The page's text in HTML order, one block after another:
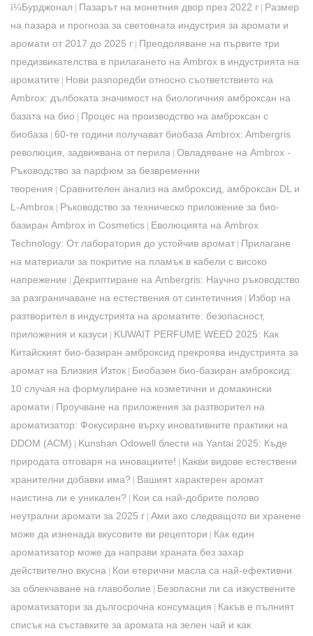
ï¼Бурджонал Пазарът на монетния двор през 2022 г
Размер
на пазара и прогноза за световната индустрия за аромати и
аромати от 2017 до 2025 г
Преодоляване на първите три
предизвикателства в прилагането на Ambrox в индустрията на
ароматите
Нови разпоредби относно съответствието на
Ambrox: дълбоката значимост на биологичния амброксан на
базата на био
Процес на производство на амброксан с
биобаза 60-те години получават биобаза Ambrox: Ambergris
революция, задвижвана от перила Овладяване на Ambrox -
Ръководство за парфюм за безвременни
творения
Сравнителен анализ на амброксид, амброксан DL и
L-Ambrox
Ръководство за техническо приложение за био-
базиран Ambrox in Cosmetics
Еволюцията на Ambrox
Technology: От лаборатория до устойчив аромат
Прилагане
на материали за покритие на пламък в кабели с високо
напрежение
Декриптиране на Ambergris: Научно ръководство
за разграничаване на естествения от синтетичния
Избор на
разтворител в индустрията на ароматите: безопасност,
приложения и казуси
KUWAIT PERFUME WEED 2025: Как
Китайският био-базиран амброксид прекроява индустрията за
аромат на Близкия Изток
Биобазен био-базиран амброксид:
10 случая на формулиране на козметични и домакински
аромати
Проучване на приложения за разтворител на
ароматизатор: Фокусиране върху иновативните практики на
DDOM (ACM)
Kunshan Odowell блести на Yantai 2025: Къде
природата отговаря на иновациите!
Какви видове естествени
хранителни добавки има?
Вашият характерен аромат
наистина ли е уникален?
Кои са най-добрите полово
неутрални аромати за 2025 г Ами ако следващото ви хранене
може да изненада вкусовите ви рецептори
Как един
ароматизатор може да направи храната без захар
действително вкусна
Кои етерични масла са най-ефективни
за облекчаване на главоболие
Безопасни ли са изкуствените
ароматизатори за дългосрочна консумация
Какъв е пълният
списък на съставките за аромата на зелен чай и как